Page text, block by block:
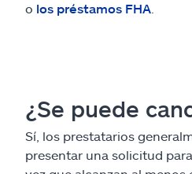
o los préstamos FHA
¿Se puede
Sí, los prestatarios
presentar una solicitud